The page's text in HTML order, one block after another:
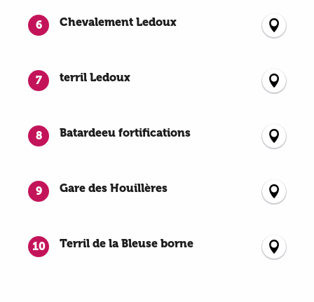
6 Chevalement Ledoux
7 terril Ledoux
8 Batardeeu fortifications
9 Gare des Houillères
10 Terril de la Bleuse borne